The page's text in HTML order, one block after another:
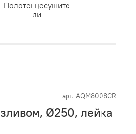
Полотенцесушите
ли
арт. AQM8008CR
Ø250, лейка